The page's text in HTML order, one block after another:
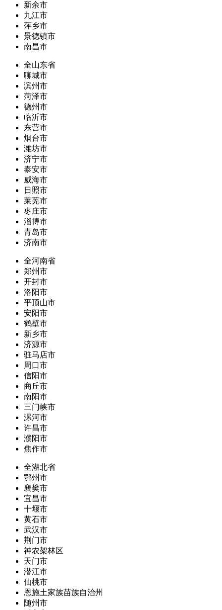
新余市
九江市
萍乡市
景德镇市
南昌市
全山东省
聊城市
滨州市
菏泽市
德州市
临沂市
东营市
烟台市
潍坊市
济宁市
泰安市
威海市
日照市
莱芜市
枣庄市
淄博市
青岛市
济南市
全河南省
郑州市
开封市
洛阳市
平顶山市
安阳市
鹤壁市
新乡市
济源市
驻马店市
周口市
信阳市
商丘市
南阳市
三门峡市
漯河市
许昌市
濮阳市
焦作市
全湖北省
鄂州市
襄樊市
宜昌市
十堰市
黄石市
武汉市
荆门市
神农架林区
天门市
潜江市
仙桃市
恩施土家族苗族自治州
随州市